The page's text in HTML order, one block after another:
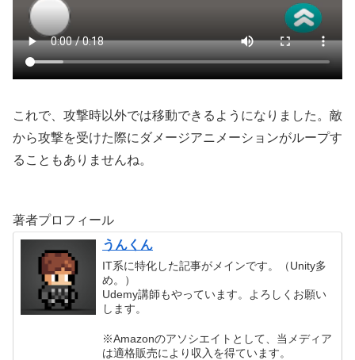
これで、攻撃時以外では移動できるようになりました。敵
から攻撃を受けた際にダメージアニメーションがループす
ることもありませんね。
著者プロフィール
うんくん
IT系に特化した記事がメインです。（Unity多
め。）
Udemy講師もやっています。よろしくお願い
します。
※Amazonのアソシエイトとして、当メディア
は適格販売により収入を得ています。